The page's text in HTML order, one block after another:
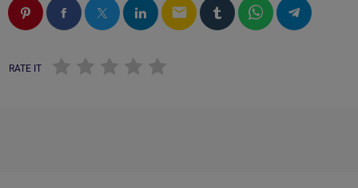
email
RATE IT